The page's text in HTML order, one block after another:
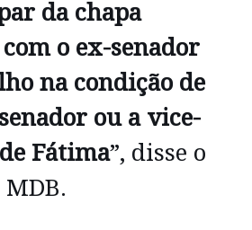
da chapa
o ex-senador
na condição de
ou a vice-
Fátima”, disse o